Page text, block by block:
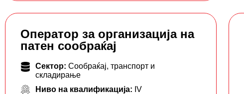
Оператор за организација на
патен сообраќај
Сектор: Сообраќај, транспорт и
складирање
Ниво на квалификација: IV